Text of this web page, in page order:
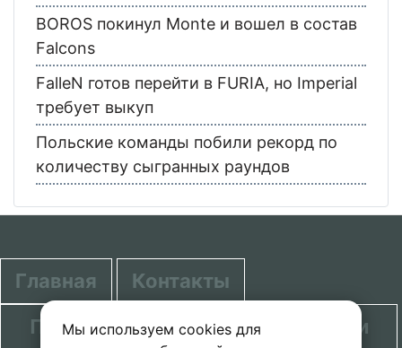
Мы используем cookies для
BOROS покинул Monte и вошел в состав
Falcons
FalleN готов перейти в FURIA, но Imperial
требует выкуп
Польские команды побили рекорд по
количеству сыгранных раундов
Главная
Контакты
Политика в отношении обработки